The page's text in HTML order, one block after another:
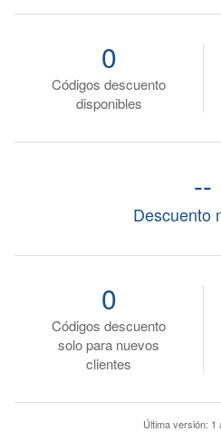
Códigos descuento
disponibles
0
Descuento
--
Códigos descuento
solo para nuevos
clientes
0
Última versión: 1